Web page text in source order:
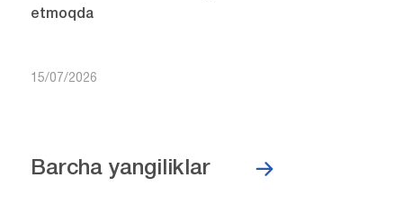
etmoqda
15/07/2026
Barcha yangiliklar